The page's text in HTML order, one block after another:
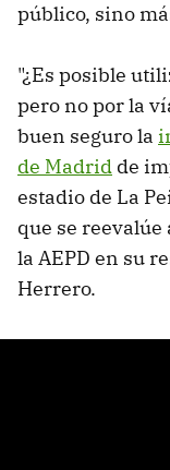
público, sino
"¿Es posible
pero no por la
buen seguro la
de Madrid de
estadio de La
que se
la AEPD en su
Herrero.